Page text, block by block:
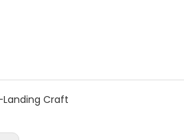
Landing Craft